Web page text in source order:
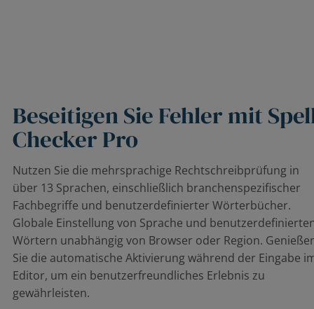
Beseitigen Sie Fehler mit
Checker Pro
Nutzen Sie die mehrsprachige Rechtschreibprüfung in
über 13 Sprachen, einschließlich branchenspezifischer
Fachbegriffe und benutzerdefinierter Wörterbücher.
Globale Einstellung von Sprache und
Wörtern unabhängig von Browser oder Region.
Sie die automatische Aktivierung während der Eingabe
Editor, um ein benutzerfreundliches Erlebnis zu
gewährleisten.